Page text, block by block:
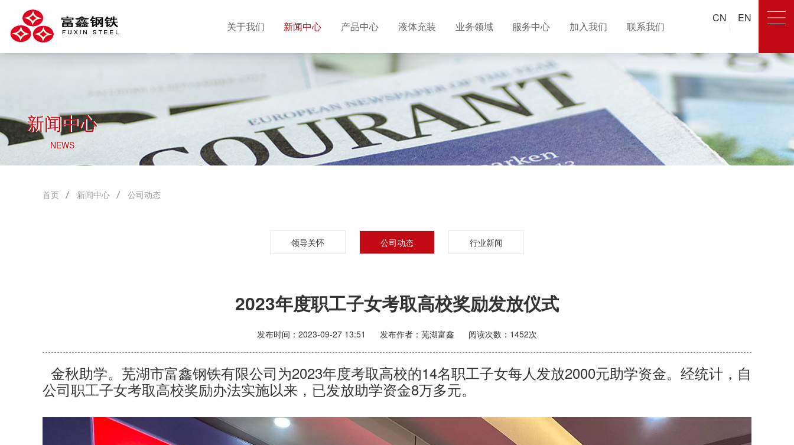
EN
CN
关于我们 新闻中心 产品中心 液体充装 业务领域 服务中心 加入我们 联系我们
新闻中心
NEWS
首页 新闻中心 公司动态
领导关怀 公司动态 行业新闻
2023年度职工子女考取高校奖励发放仪式
发布时间： 2023-09-27 13:51 发布作者： 芜湖富鑫 阅读次数： 1452次
金秋助学。芜湖市富鑫钢铁有限公司为2023年度考取高校的14名职工子女每人发放2000元助学资金。经统计，自
公司职工子女考取高校奖励办法实施以来，已发放助学资金8万多元。